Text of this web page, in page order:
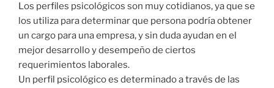
Los perfiles psicológicos son muy cotidianos, ya que se
los utiliza para determinar que persona podría obtener
un cargo para una empresa, y sin duda ayudan en el
mejor desarrollo y desempeño de ciertos
requerimientos laborales.
Un perfil psicológico es determinado a través de las